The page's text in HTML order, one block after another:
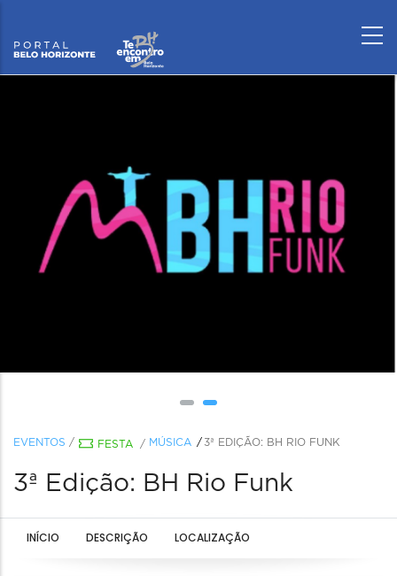
EVENTOS / FESTA / MÚSICA 3ª EDIÇÃO: BH RIO FUNK
3ª Edição: BH Rio Funk
INÍCIO DESCRIÇÃO LOCALIZAÇÃO